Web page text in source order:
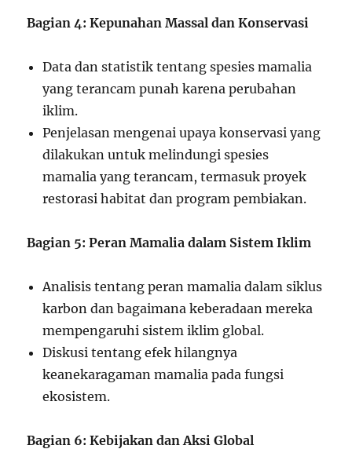
Bagian 4: Kepunahan Massal dan Konservasi
Data dan statistik tentang spesies mamalia
yang terancam punah karena perubahan
iklim.
Penjelasan mengenai upaya konservasi yang
dilakukan untuk melindungi spesies
mamalia yang terancam, termasuk proyek
restorasi habitat dan program pembiakan.
Bagian 5: Peran Mamalia dalam Sistem Iklim
Analisis tentang peran mamalia dalam siklus
karbon dan bagaimana keberadaan mereka
mempengaruhi sistem iklim global.
Diskusi tentang efek hilangnya
keanekaragaman mamalia pada fungsi
ekosistem.
Bagian 6: Kebijakan dan Aksi Global